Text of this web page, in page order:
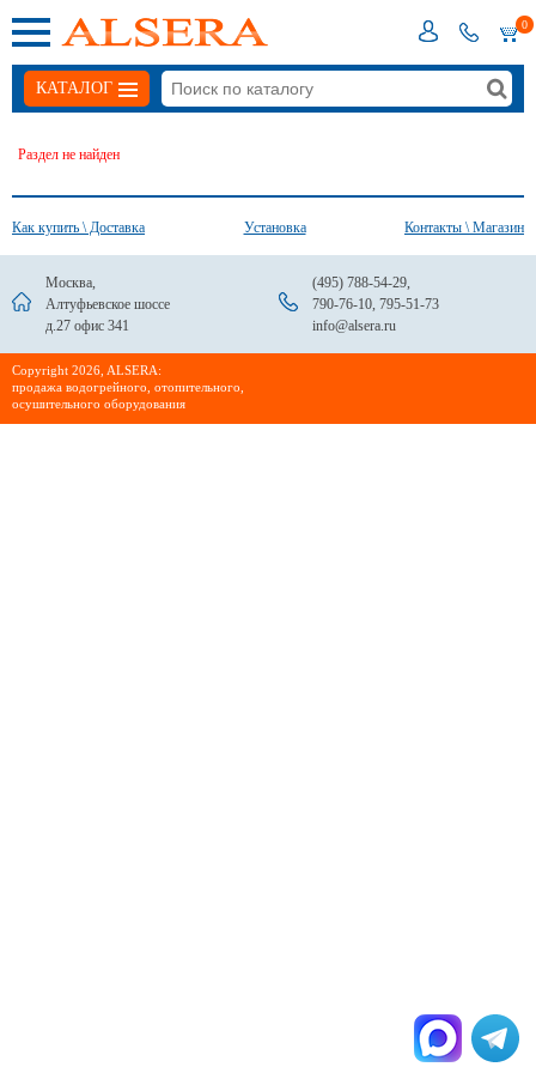
0
КАТАЛОГ
Раздел не найден
Как купить \ Доставка Установка Контакты \ Магазин
Москва,
Алтуфьевское шоссе
д.27 офис 341
(495) 788-54-29,
790-76-10, 795-51-73
info@alsera.ru
Сopyright 2026, ALSERA:
продажа водогрейного, отопительного,
осушительного оборудования